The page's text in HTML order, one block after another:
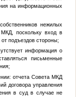
на информационных
нежилых
поскольку вход в
подъездов стороны;
информация о
письменные
отчета Совета МКД
договора управления
в суд в случае не